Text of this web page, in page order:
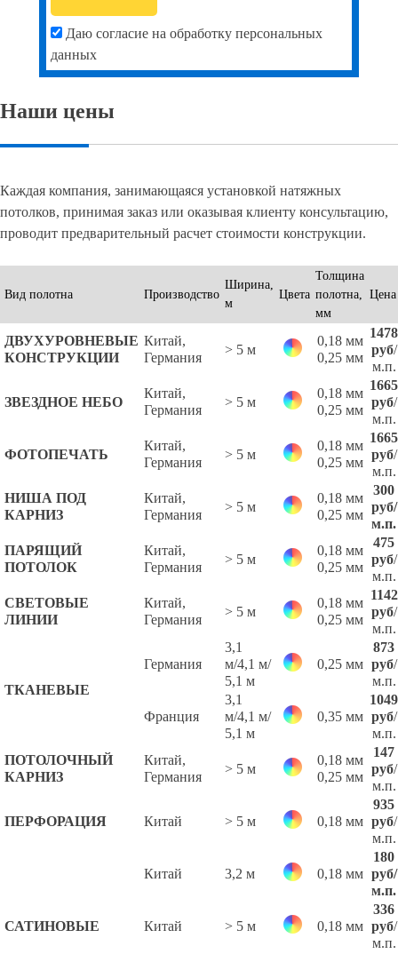
Даю согласие на обработку персональных
данных
Наши цены
Каждая компания, занимающаяся установкой натяжных
потолков, принимая заказ или оказывая клиенту консультацию,
проводит предварительный расчет стоимости конструкции.
Вид полотна Производство
Ширина,
м
Цвета
Толщина
полотна,
мм
Цена
ДВУХУРОВНЕВЫЕ
КОНСТРУКЦИИ
Китай,
Германия
> 5 м
0,18 мм
0,25 мм
1478
руб/
м.п.
ЗВЕЗДНОЕ НЕБО
Китай,
Германия
> 5 м
0,18 мм
0,25 мм
1665
руб/
м.п.
ФОТОПЕЧАТЬ
Китай,
Германия
> 5 м
0,18 мм
0,25 мм
1665
руб/
м.п.
НИША ПОД
КАРНИЗ
Китай,
Германия
> 5 м
0,18 мм
0,25 мм
300
руб/
м.п.
ПАРЯЩИЙ
ПОТОЛОК
Китай,
Германия
> 5 м
0,18 мм
0,25 мм
475
руб/
м.п.
СВЕТОВЫЕ
ЛИНИИ
Китай,
Германия
> 5 м
0,18 мм
0,25 мм
1142
руб/
м.п.
ТКАНЕВЫЕ
Германия
3,1
м/4,1 м/
5,1 м
0,25 мм
873
руб/
м.п.
Франция
3,1
м/4,1 м/
5,1 м
0,35 мм
1049
руб/
м.п.
ПОТОЛОЧНЫЙ
КАРНИЗ
Китай,
Германия
> 5 м
0,18 мм
0,25 мм
147
руб/
м.п.
ПЕРФОРАЦИЯ Китай > 5 м 0,18 мм
935
руб/
м.п.
САТИНОВЫЕ
Китай 3,2 м 0,18 мм
180
руб/
м.п.
Китай > 5 м 0,18 мм
336
руб/
м.п.